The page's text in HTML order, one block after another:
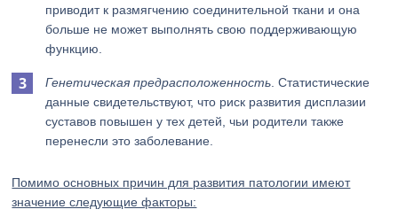
приводит к размягчению соединительной ткани и она
больше не может выполнять свою поддерживающую
функцию.
Генетическая предрасположенность . Статистические
данные свидетельствуют, что риск развития дисплазии
суставов повышен у тех детей, чьи родители также
перенесли это заболевание.
Помимо основных причин для развития патологии имеют
значение следующие факторы: